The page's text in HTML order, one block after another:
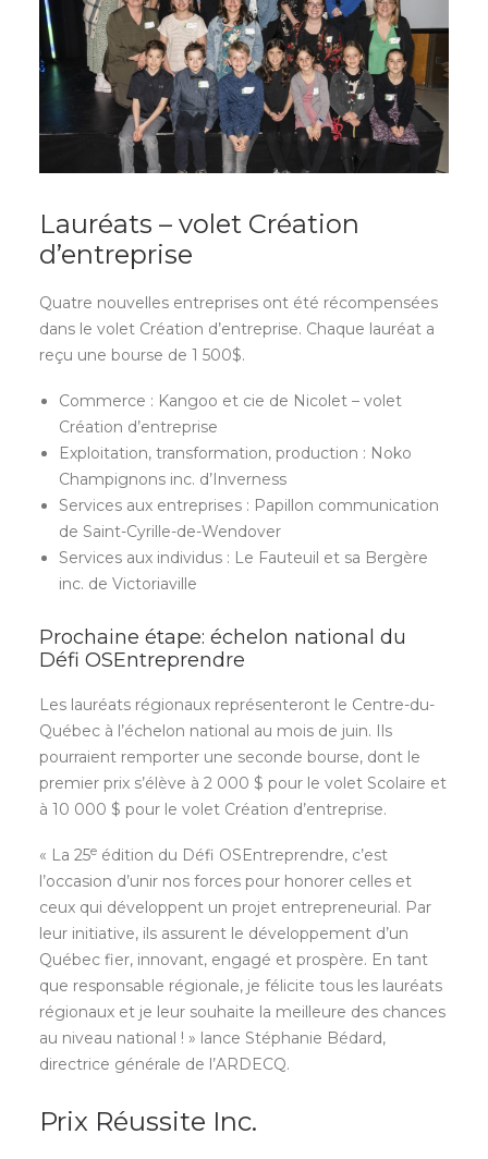
Lauréats – volet Création
d’entreprise
Quatre nouvelles entreprises ont été récompensées
dans le volet Création d’entreprise. Chaque lauréat a
reçu une bourse de 1 500$.
Commerce : Kangoo et cie de Nicolet – volet
Création d’entreprise
Exploitation, transformation, production : Noko
Champignons inc. d’Inverness
Services aux entreprises : Papillon communication
de Saint-Cyrille-de-Wendover
Services aux individus : Le Fauteuil et sa Bergère
inc. de Victoriaville
Prochaine étape: échelon national du
Défi OSEntreprendre
Les lauréats régionaux représenteront le Centre-du-
Québec à l’échelon national au mois de juin. Ils
pourraient remporter une seconde bourse, dont le
premier prix s’élève à 2 000 $ pour le volet Scolaire et
à 10 000 $ pour le volet Création d’entreprise.
« La 25e édition du Défi OSEntreprendre, c’est
l’occasion d’unir nos forces pour honorer celles et
ceux qui développent un projet entrepreneurial. Par
leur initiative, ils assurent le développement d’un
Québec fier, innovant, engagé et prospère. En tant
que responsable régionale, je félicite tous les lauréats
régionaux et je leur souhaite la meilleure des chances
au niveau national ! » lance Stéphanie Bédard,
directrice générale de l’ARDECQ.
Prix Réussite Inc.